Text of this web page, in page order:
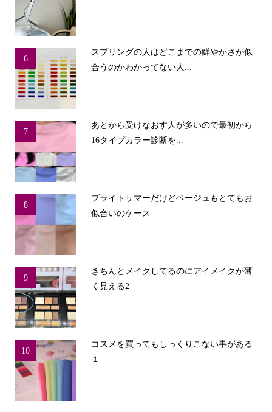
6
スプリングの人はどこまでの鮮やかさが似
合うのかわかってない人...
7
あとから受けなおす人が多いので最初から
16タイプカラー診断を...
8
ブライトサマーだけどベージュもとてもお
似合いのケース
9
きちんとメイクしてるのにアイメイクが薄
く見える2
10
コスメを買ってもしっくりこない事がある
１